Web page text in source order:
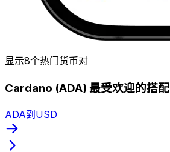
显示8个热门货币对
Cardano (ADA) 最受欢迎的搭配
ADA到USD